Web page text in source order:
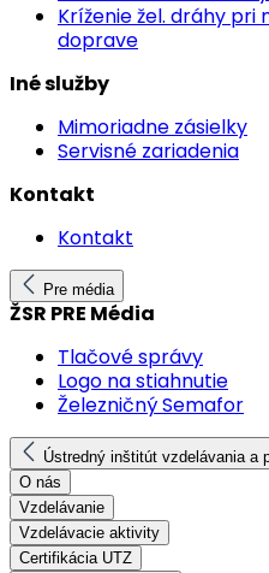
Kríženie žel. dráhy
doprave
Iné služby
Mimoriadne zásielky
Servisné zariadenia
Kontakt
Kontakt
Pre média
ŽSR PRE Média
Tlačové správy
Logo na stiahnutie
Železničný Semafor
Ústredný inštitút vzdelávania a
O nás
Vzdelávanie
Vzdelávacie aktivity
Certifikácia UTZ